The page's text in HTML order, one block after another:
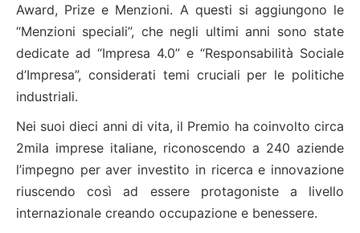
Award, Prize e Menzioni. A questi si aggiungono le
“Menzioni speciali”, che negli ultimi anni sono state
dedicate ad “Impresa 4.0” e “Responsabilità Sociale
d’Impresa”, considerati temi cruciali per le politiche
industriali.
Nei suoi dieci anni di vita, il Premio ha coinvolto circa
2mila imprese italiane, riconoscendo a 240 aziende
l’impegno per aver investito in ricerca e innovazione
riuscendo così ad essere protagoniste a livello
internazionale creando occupazione e benessere.